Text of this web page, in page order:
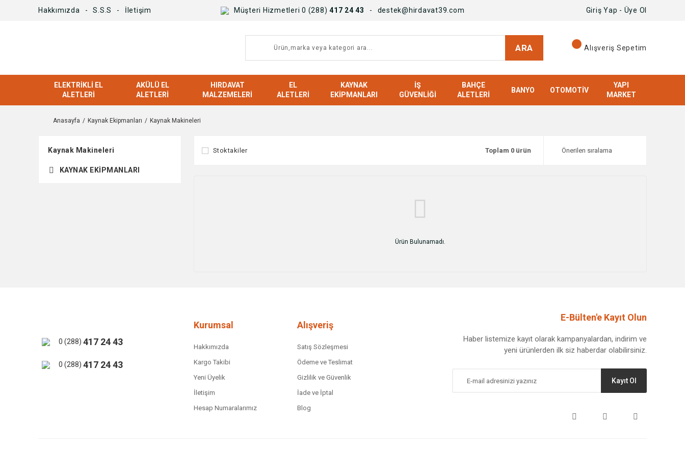
Hakkımızda S.S.S İletişim Müşteri Hizmetleri 0 (288) 417 24 43 destek@hirdavat39.com Giriş Yap - Üye Ol
ARA Alışveriş Sepetim
ELEKTRIKLI EL
ALETLERI
AKÜLÜ EL
ALETLERI
HIRDAVAT
MALZEMELERI
EL
ALETLERI
KAYNAK
EKIPMANLARI
İŞ
GÜVENLIĞI
BAHÇE
ALETLERI
BANYO OTOMOTIV
YAPI
MARKET
Anasayfa Kaynak Ekipmanları Kaynak Makineleri
Kaynak Makineleri
KAYNAK EKIPMANLARI
Stoktakiler Toplam 0 ürün
Ürün Bulunamadı.
0 (288) 417 24 43
0 (288) 417 24 43
Kurumsal
Hakkımızda
Kargo Takibi
Yeni Üyelik
İletişim
Hesap Numaralarımız
Alışveriş
Satış Sözleşmesi
Ödeme ve Teslimat
Gizlilik ve Güvenlik
İade ve İptal
Blog
E-Bülten'e Kayıt Olun
Haber listemize kayıt olarak kampanyalardan, indirim ve
yeni ürünlerden ilk siz haberdar olabilirsiniz.
Kayıt Ol